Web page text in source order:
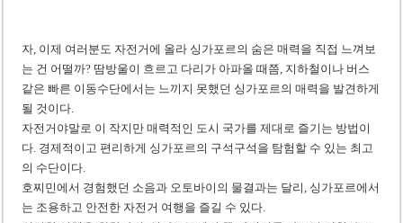
자, 이제 여러분도 자전거에 올라 싱가포르의 숨은 매력을 직접 느껴보
는 건 어떨까? 땀방울이 흐르고 다리가 아파올 때쯤, 지하철이나 버스
같은 빠른 이동수단에서는 느끼지 못했던 싱가포르의 매력을 발견하게
될 것이다.
자전거야말로 이 작지만 매력적인 도시 국가를 제대로 즐기는 방법이
다. 경제적이고 편리하게 싱가포르의 구석구석을 탐험할 수 있는 최고
의 수단이다.
호찌민에서 경험했던 소음과 오토바이의 물결과는 달리, 싱가포르에서
는 조용하고 안전한 자전거 여행을 즐길 수 있다.